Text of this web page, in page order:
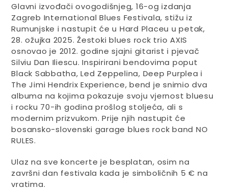
Glavni izvođači ovogodišnjeg, 16-og izdanja
Zagreb International Blues Festivala, stižu iz
Rumunjske i nastupit će u Hard Placeu u petak,
28. ožujka 2025. Žestoki blues rock trio AXIS
osnovao je 2012. godine sjajni gitarist i pjevač
Silviu Dan Iliescu. Inspirirani bendovima poput
Black Sabbatha, Led Zeppelina, Deep Purplea i
The Jimi Hendrix Experience, bend je snimio dva
albuma na kojima pokazuje svoju vjernost bluesu
i rocku 70-ih godina prošlog stoljeća, ali s
modernim prizvukom. Prije njih nastupit će
bosansko-slovenski garage blues rock band NO
RULES.
Ulaz na sve koncerte je besplatan, osim na
završni dan festivala kada je simboličnih 5 € na
vratima.